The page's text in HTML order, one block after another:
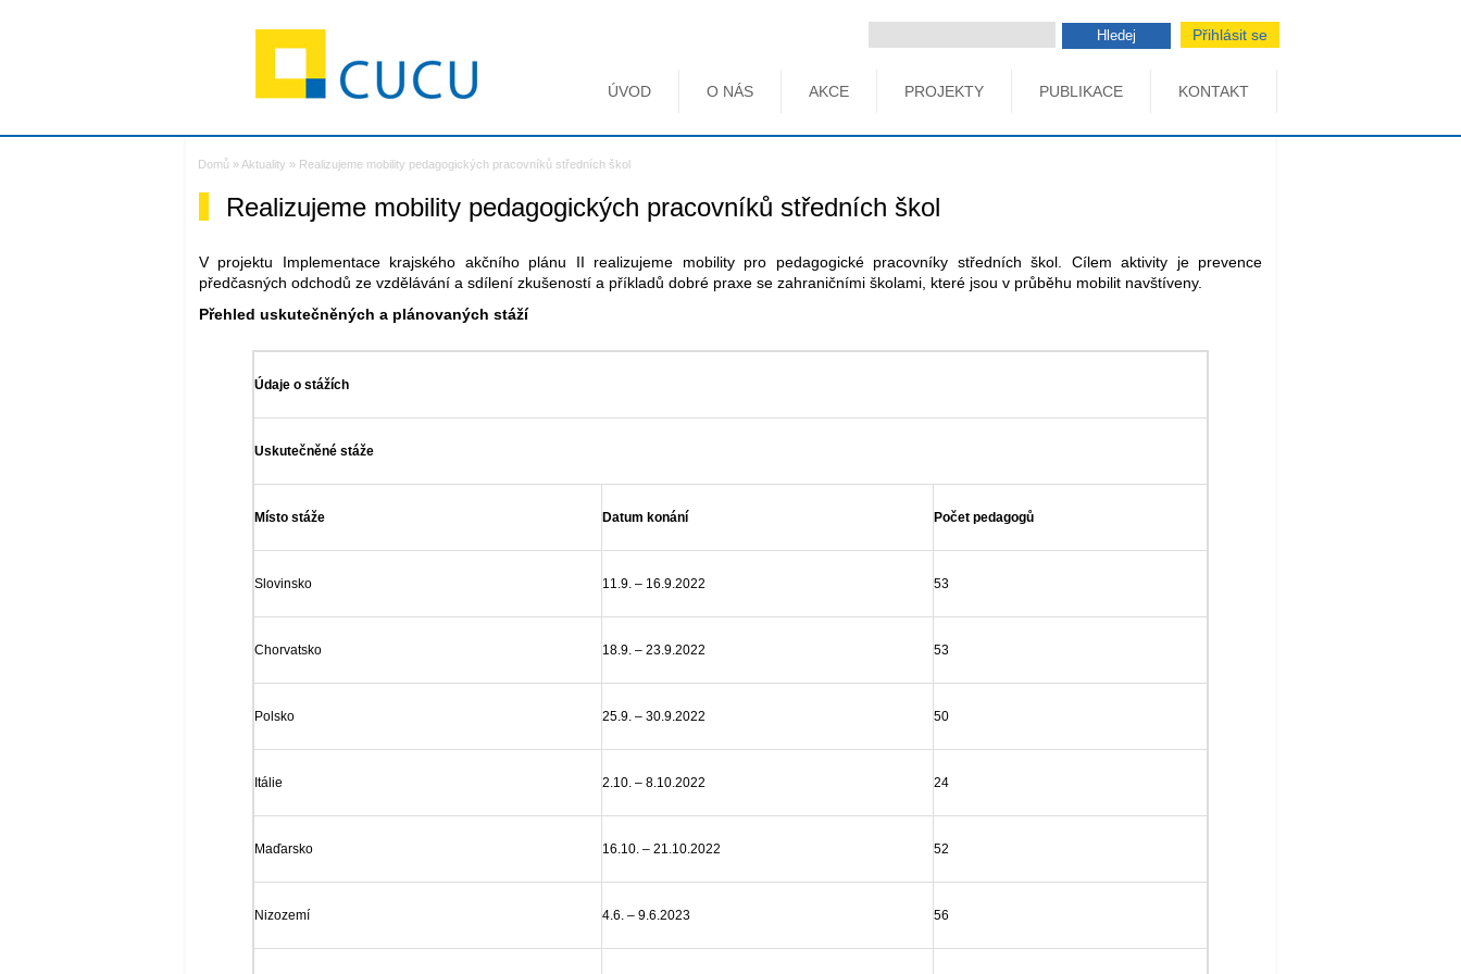
CUCU -
(Přejít
Realizujeme mobility pedagogických pracovníků středních škol
V projektu Implementace krajského akčního plánu II realizujeme mobility pro pedagogické pracovníky středních škol. Cílem aktivity je prevence
předčasných odchodů ze vzdělávání a sdílení zkušeností a příkladů dobré praxe se zahraničními školami, které jsou v průběhu mobilit navštíveny.
Přehled uskutečněných a plánovaných stáží
Údaje o stážích
Uskutečněné stáže
Místo stáže Datum konání Počet pedagogů
Slovinsko 11.9. – 16.9.2022 53
Chorvatsko 18.9. – 23.9.2022 53
Polsko 25.9. – 30.9.2022 50
Itálie 2.10. – 8.10.2022 24
Maďarsko 16.10. – 21.10.2022 52
Nizozemí 4.6. – 9.6.2023 56
Domů » Aktuality » Realizujeme mobility pedagogických pracovníků středních škol
ÚVOD O NÁS AKCE PROJEKTY PUBLIKACE KONTAKT
Hledej Přihlásit se